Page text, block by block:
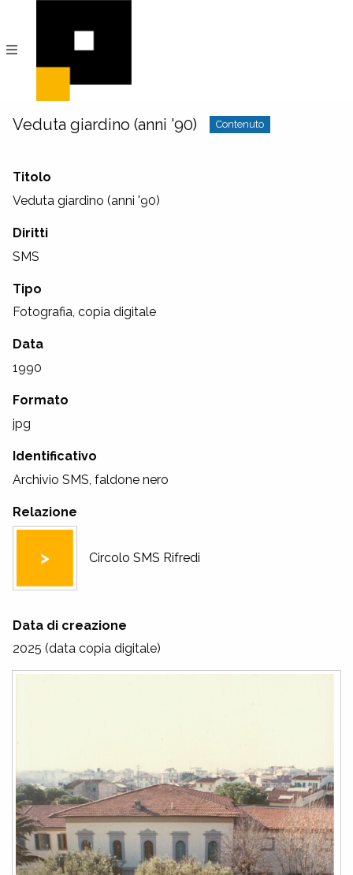
Comunità
Veduta giardino (anni '90) Contenuto
Titolo
Veduta giardino (anni '90)
Diritti
SMS
Tipo
Fotografia, copia digitale
Data
1990
Formato
jpg
Identificativo
Archivio SMS, faldone nero
Relazione
Circolo SMS Rifredi
Data di creazione
2025 (data copia digitale)